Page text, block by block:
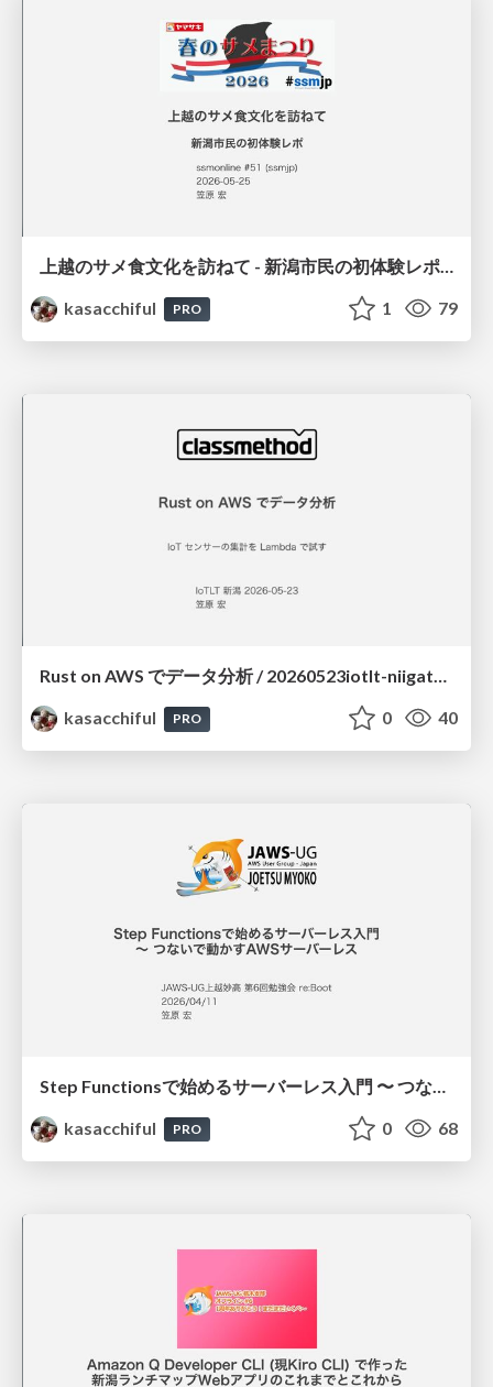
上越のサメ食文化を訪ねて - 新潟市民の初体験レポ / ssmjp-shark
kasacchiful
PRO 1 79
Rust on AWS でデータ分析 / 20260523iotlt-niigata-rust-on-aws
kasacchiful
PRO 0 40
Step Functionsで始めるサーバーレス入門 〜 つないで動かすAWSサーバーレス
kasacchiful
PRO 0 68